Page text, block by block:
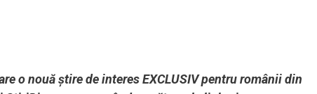
o nouă știre de interes EXCLUSIV pentru românii din